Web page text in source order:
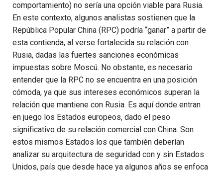
comportamiento) no sería una opción viable para Rusia.
En este contexto, algunos analistas sostienen que la
República Popular China (RPC) podría “ganar” a partir de
esta contienda, al verse fortalecida su relación con
Rusia, dadas las fuertes sanciones económicas
impuestas sobre Moscú. No obstante, es necesario
entender que la RPC no se encuentra en una posición
cómoda, ya que sus intereses económicos superan la
relación que mantiene con Rusia. Es aquí donde entran
en juego los Estados europeos, dado el peso
significativo de su relación comercial con China. Son
estos mismos Estados los que también deberían
analizar su arquitectura de seguridad con y sin Estados
Unidos, país que desde hace ya algunos años se enfoca